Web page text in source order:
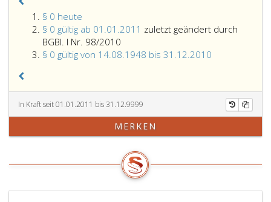
§ 0 heute
§ 0 gültig ab 01.01.2011 zuletzt geändert durch
BGBl. I Nr. 98/2010
§ 0 gültig von 14.08.1948 bis 31.12.2010
In Kraft seit 01.01.2011 bis 31.12.9999
MERKEN